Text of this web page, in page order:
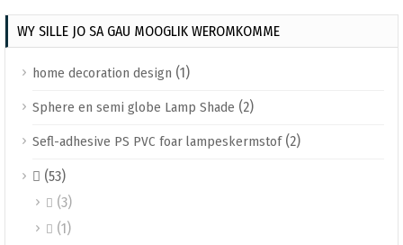
WY SILLE JO SA GAU MOOGLIK WEROMKOMME
home decoration design (1)
Sphere en semi globe Lamp Shade (2)
Sefl-adhesive PS PVC foar lampeskermstof(2)
 (53)
 (3)
 (1)